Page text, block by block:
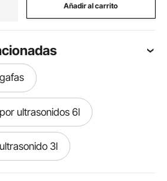
Añadir al carrito
ultrasonidos 6l
3l